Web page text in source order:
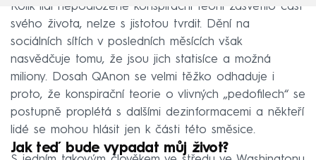
Kolik lidí nepodložené konspirační teorii zasvětilo část
svého života, nelze s jistotou tvrdit. Dění na
sociálních sítích v posledních měsících však
nasvědčuje tomu, že jsou jich statisíce a možná
miliony. Dosah QAnon se velmi těžko odhaduje i
proto, že konspirační teorie o vlivných „pedofilech“ se
postupně proplétá s dalšími dezinformacemi a někteří
lidé se mohou hlásit jen k části této směsice.
Jak teď bude vypadat můj život?